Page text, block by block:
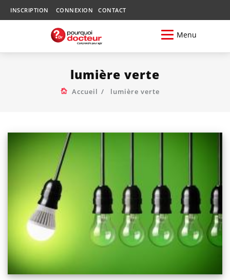
INSCRIPTION CONNEXION CONTACT
Menu
lumière verte
Accueil lumière verte